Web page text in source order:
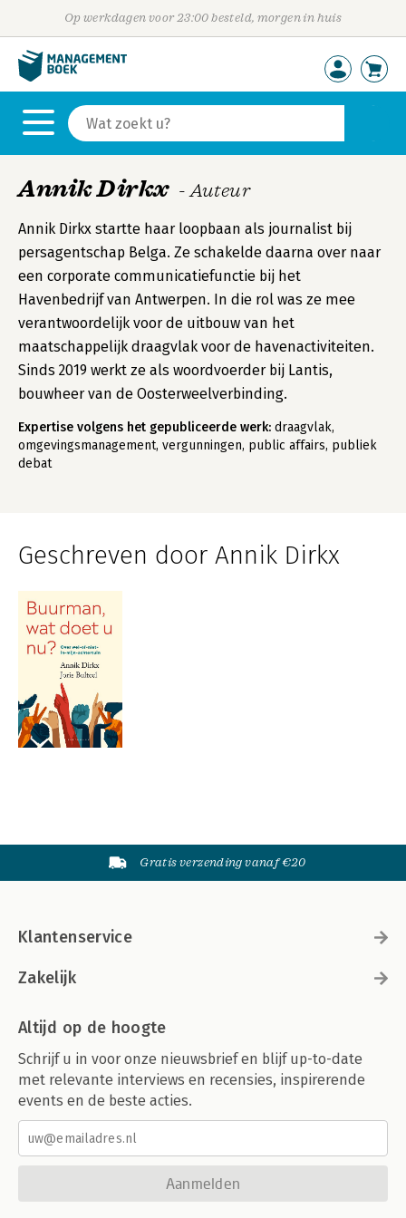
Op werkdagen voor 23:00 besteld, morgen in huis
Annik Dirkx - Auteur
Annik Dirkx startte haar loopbaan als journalist bij
persagentschap Belga. Ze schakelde daarna over naar
een corporate communicatiefunctie bij het
Havenbedrijf van Antwerpen. In die rol was ze mee
verantwoordelijk voor de uitbouw van het
maatschappelijk draagvlak voor de havenactiviteiten.
Sinds 2019 werkt ze als woordvoerder bij Lantis,
bouwheer van de Oosterweelverbinding.
Expertise volgens het gepubliceerde werk: draagvlak,
omgevingsmanagement, vergunningen, public affairs, publiek
debat
Geschreven door Annik Dirkx
Gratis verzending vanaf €20
Klantenservice
Zakelijk
Altijd op de hoogte
Schrijf u in voor onze nieuwsbrief en blijf up-to-date
met relevante interviews en recensies, inspirerende
events en de beste acties.
Aanmelden